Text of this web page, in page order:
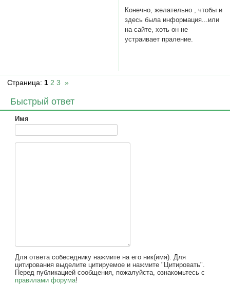
Конечно, желательно , чтобы и
здесь была информация...или
на сайте, хоть он не
устраивает праление.
Страница: 1 2 3 »
Быстрый ответ
Имя
Для ответа собеседнику нажмите на его ник(имя). Для
цитирования выделите цитируемое и нажмите "Цитировать".
Перед публикацией сообщения, пожалуйста, ознакомьтесь с
правилами форума!